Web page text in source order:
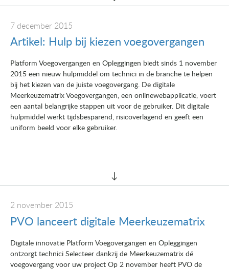
7 december 2015
Artikel: Hulp bij kiezen voegovergangen
Platform Voegovergangen en Opleggingen biedt sinds 1 november
2015 een nieuw hulpmiddel om technici in de branche te helpen
bij het kiezen van de juiste voegovergang. De digitale
Meerkeuzematrix Voegovergangen, een onlinewebapplicatie, voert
een aantal belangrijke stappen uit voor de gebruiker. Dit digitale
hulpmiddel werkt tijdsbesparend, risicoverlagend en geeft een
uniform beeld voor elke gebruiker.
2 november 2015
PVO lanceert digitale Meerkeuzematrix
Digitale innovatie Platform Voegovergangen en Opleggingen
ontzorgt technici Selecteer dankzij de Meerkeuzematrix dé
voegovergang voor uw project Op 2 november heeft PVO de